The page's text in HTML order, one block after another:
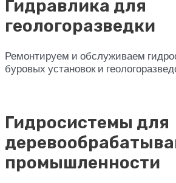
Гидравлика для
геологоразведки
Ремонтируем и обслуживаем
буровых установок и
Гидросистемы для
промышленности